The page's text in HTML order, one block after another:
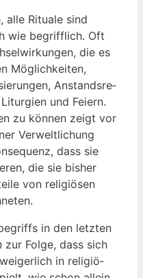
alle Ritua­le sind
wie begriff­lich. Oft
die es
Mög­lich­kei­ten,
Anstands­re­
und Fei­ern.
zu kön­nen zeigt vor
Ver­welt­li­chung
dass sie
die sie bis­her
von reli­giö­sen
in den letz­ten
zur Fol­ge, dass sich
in reli­giö­